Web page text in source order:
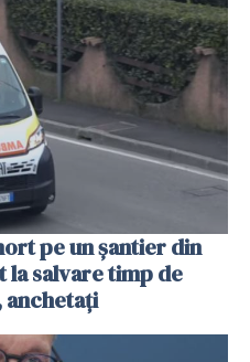
pe un șantier din
la salvare timp de
anchetați